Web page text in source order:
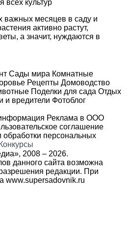
всех культур
месяцев в саду и
активно растут,
а значит, нуждаются в
Сады мира Комнатные
Рецепты Домоводство
Поделки для сада Отдых
и вредители Фотоблог
Реклама в ООО
соглашение
персональных
Конкурсы
2008 – 2026.
данного сайта возможна
редакции. При
www.supersadovnik.ru